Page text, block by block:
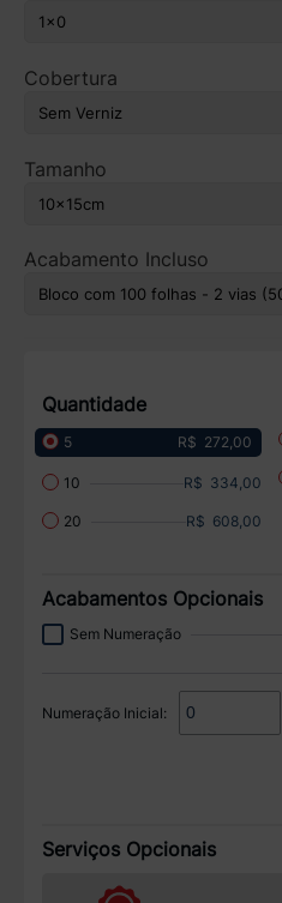
Cobertura
Tamanho
Acabamento Incluso
Quantidade
5 R$ 272,00
10 R$ 334,00
20 R$ 608,00
Acabamentos Opcionais
Sem Numeração
Numeração Inicial:
Serviços Opcionais